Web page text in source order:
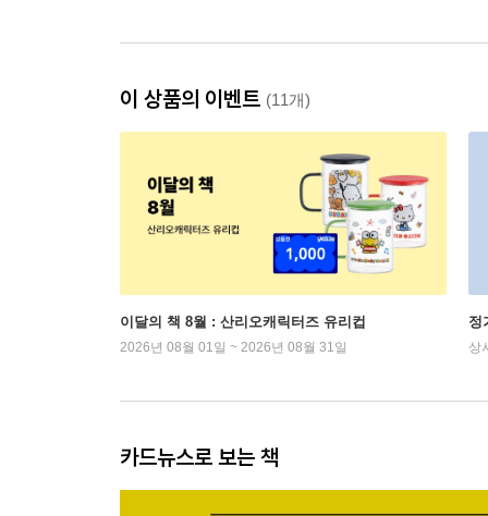
이 상품의 이벤트 (11개)
이달의 책 8월 : 산리오캐릭터즈 유리컵
2026년 08월 01일 ~ 2026년 08월 31일
정
상
카드뉴스로 보는 책